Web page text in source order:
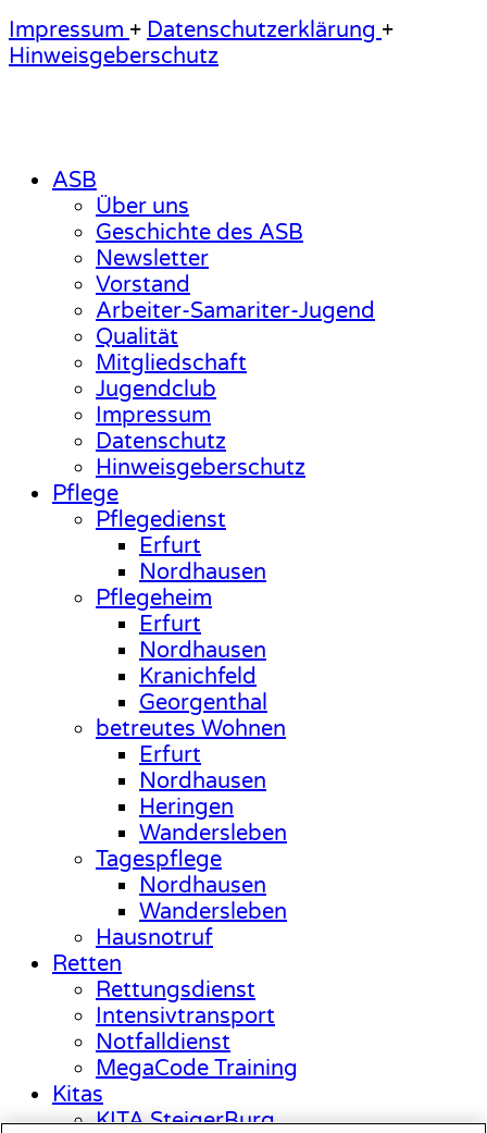
Impressum + Datenschutzerklärung +
Hinweisgeberschutz
ASB
Über uns
Geschichte des ASB
Newsletter
Vorstand
Arbeiter-Samariter-Jugend
Qualität
Mitgliedschaft
Jugendclub
Impressum
Datenschutz
Hinweisgeberschutz
Pflege
Pflegedienst
Erfurt
Nordhausen
Pflegeheim
Erfurt
Nordhausen
Kranichfeld
Georgenthal
betreutes Wohnen
Erfurt
Nordhausen
Heringen
Wandersleben
Tagespflege
Nordhausen
Wandersleben
Hausnotruf
Retten
Rettungsdienst
Intensivtransport
Notfalldienst
MegaCode Training
Kitas
KITA SteigerBurg